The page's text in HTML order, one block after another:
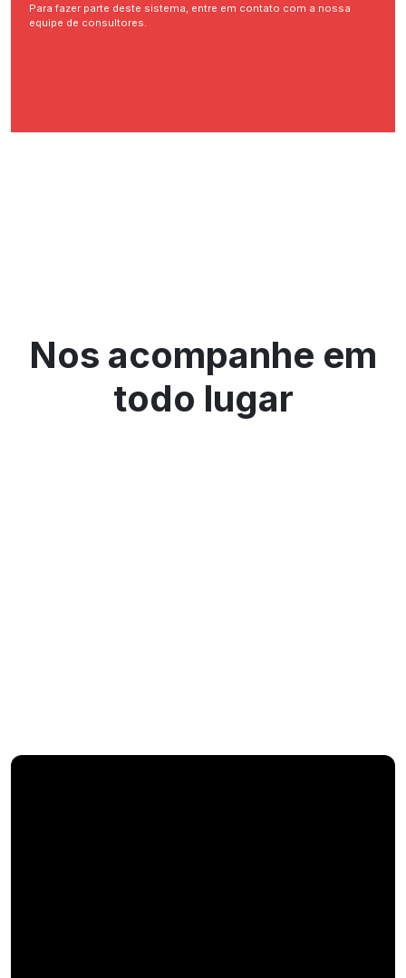
Para fazer parte deste sistema, entre em contato com a nossa
equipe de consultores.
Nos acompanhe em
todo lugar